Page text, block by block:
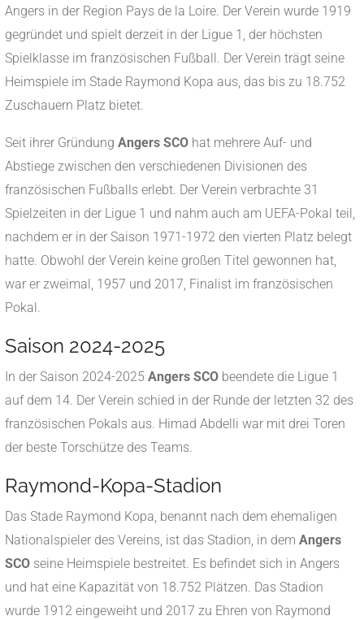
Angers in der Region Pays de la Loire. Der Verein wurde 1919
gegründet und spielt derzeit in der Ligue 1, der höchsten
Spielklasse im französischen Fußball. Der Verein trägt seine
Heimspiele im Stade Raymond Kopa aus, das bis zu 18.752
Zuschauern Platz bietet.
Seit ihrer Gründung Angers SCO hat mehrere Auf- und
Abstiege zwischen den verschiedenen Divisionen des
französischen Fußballs erlebt. Der Verein verbrachte 31
Spielzeiten in der Ligue 1 und nahm auch am UEFA-Pokal teil,
nachdem er in der Saison 1971-1972 den vierten Platz belegt
hatte. Obwohl der Verein keine großen Titel gewonnen hat,
war er zweimal, 1957 und 2017, Finalist im französischen
Pokal.
Saison 2024-2025
In der Saison 2024-2025 Angers SCO beendete die Ligue 1
auf dem 14. Der Verein schied in der Runde der letzten 32 des
französischen Pokals aus. Himad Abdelli war mit drei Toren
der beste Torschütze des Teams.
Raymond-Kopa-Stadion
Das Stade Raymond Kopa, benannt nach dem ehemaligen
Nationalspieler des Vereins, ist das Stadion, in dem Angers
SCO seine Heimspiele bestreitet. Es befindet sich in Angers
und hat eine Kapazität von 18.752 Plätzen. Das Stadion
wurde 1912 eingeweiht und 2017 zu Ehren von Raymond